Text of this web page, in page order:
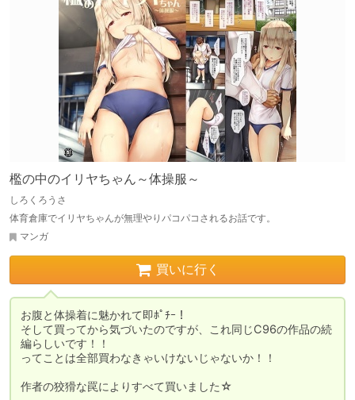
檻の中のイリヤちゃん～体操服～
しろくろうさ
体育倉庫でイリヤちゃんが無理やりパコパコされるお話です。
マンガ
買いに行く
お腹と体操着に魅かれて即ﾎﾟﾁｰ！
そして買ってから気づいたのですが、これ同じC96の作品の続
編らしいです！！
ってことは全部買わなきゃいけないじゃないか！！
作者の狡猾な罠によりすべて買いました☆